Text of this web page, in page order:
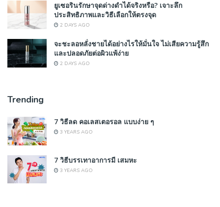
ยูเซอรินรักษาจุดด่างดำได้จริงหรือ? เจาะลึก
ประสิทธิภาพและวิธีเลือกให้ตรงจุด
2 DAYS AGO
จะชะลอหลั่งชายได้อย่างไรให้มั่นใจ ไม่เสียความรู้สึก
และปลอดภัยต่อผิวแพ้ง่าย
2 DAYS AGO
Trending
7 วิธีลด คอเลสเตอรอล แบบง่าย ๆ
3 YEARS AGO
7 วิธีบรรเทาอาการมี เสมหะ
3 YEARS AGO